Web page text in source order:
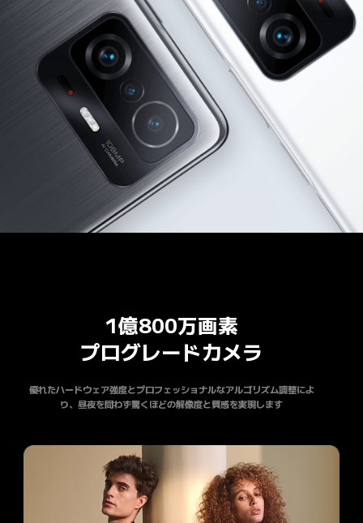
1億800万画素
プログレードカメラ
優れたハードウェア強度とプロフェッショナルなアルゴリズム調整によ
り、昼夜を問わず驚くほどの解像度と質感を実現します